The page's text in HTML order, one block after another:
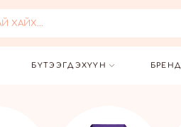
ХАЙХ...
БҮТЭЭГДЭХҮҮН БРЕНД